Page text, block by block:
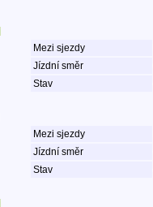
Mezi sjezdy
Jízdní směr
Stav
Mezi sjezdy
Jízdní směr
Stav